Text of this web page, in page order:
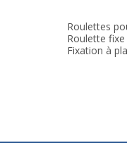
Roulettes
Roulette
Fixation à